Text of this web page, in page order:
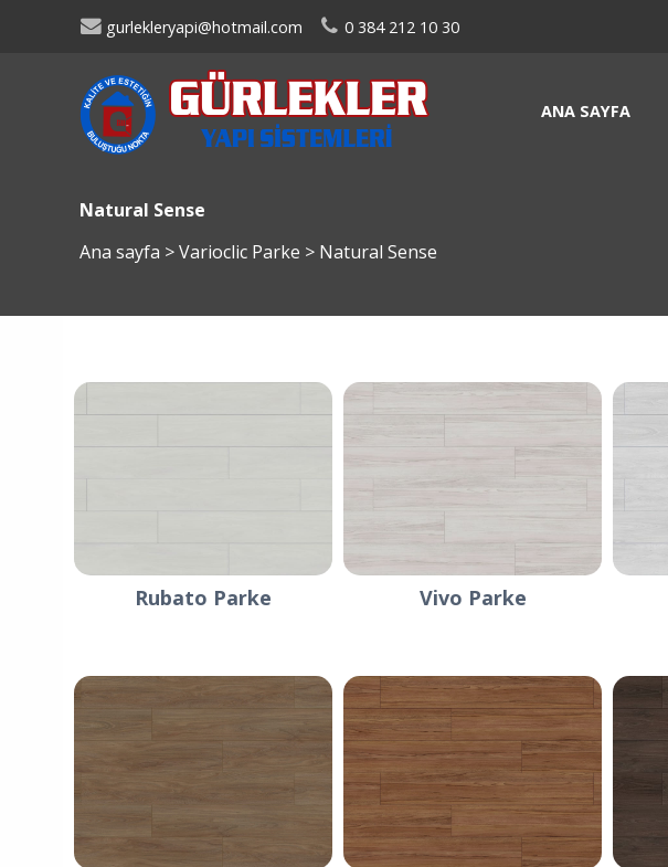
gurlekleryapi@hotmail.com 0 384 212 10 30
ANA SAYFA
Natural Sense
Ana sayfa >Varioclic Parke > Natural Sense
Rubato Parke Vivo Parke